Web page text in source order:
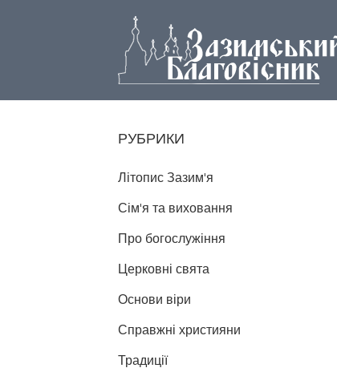
РУБРИКИ
Літопис Зазим'я
Сім'я та виховання
Про богослужіння
Церковні свята
Основи віри
Справжні християни
Традиції